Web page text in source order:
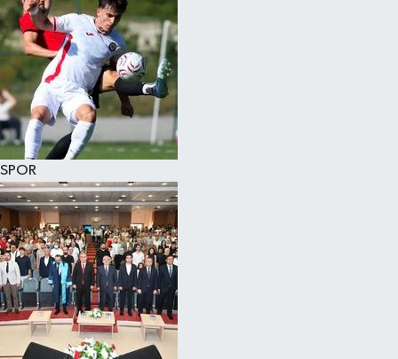
SPOR
YAŞAM